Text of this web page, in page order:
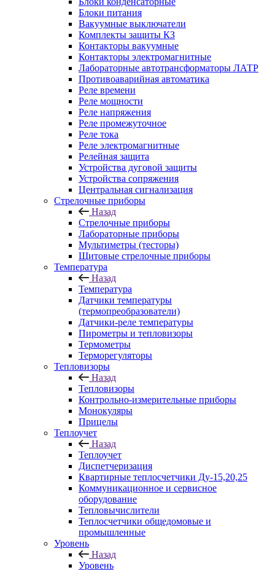
Блоки питания
Вакуумные выключатели
Комплекты защиты КЗ
Контакторы вакуумные
Контакторы электромагнитные
Лабораторные автотрансформаторы ЛАТР
Противоаварийная автоматика
Реле времени
Реле мощности
Реле напряжения
Реле промежуточное
Реле тока
Реле электромагнитные
Релейная защита
Устройства дуговой защиты
Устройства сопряжения
Центральная сигнализация
Стрелочные приборы
Назад
Стрелочные приборы
Лабораторные приборы
Мультиметры (тесторы)
Щитовые стрелочные приборы
Температура
Назад
Температура
Датчики температуры
(термопреобразователи)
Датчики-реле температуры
Пирометры и тепловизоры
Термометры
Терморегуляторы
Тепловизоры
Назад
Тепловизоры
Контрольно-измерительные приборы
Монокуляры
Прицелы
Теплоучет
Назад
Теплоучет
Диспетчеризация
Квартирные теплосчетчики Ду-15,20,25
Коммуникационное и сервисное
оборудование
Тепловычислители
Теплосчетчики общедомовые и
промышленные
Уровень
Назад
Уровень